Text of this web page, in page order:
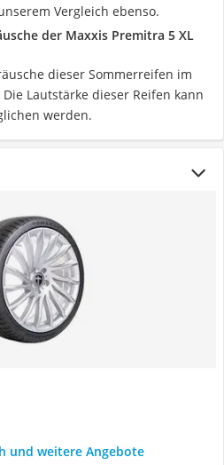
Vergleich ebenso.
der Maxxis Premitra 5 XL
dieser Sommerreifen im
Lautstärke dieser Reifen kann
werden.
und weitere Angebote